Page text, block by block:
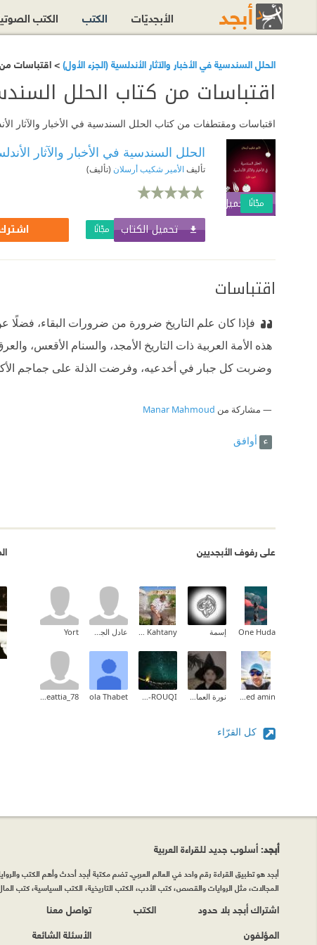
الحلل السندسية في الأخبار والآثار الأندلسية (الجزء الأول)> اقتباسات من
اقتباسات من كتاب الحلل
اقتباسات ومقتطفات من كتاب الحلل السندسية في الأخبار والآثار
تحميل الكتابمجّانًا اشترك الآن
الحلل السندسية في الأخبار والآثار
تأليفالأمير شكيب أرسلان (تأليف)
تحميل الكتاب مجّانًا
اقتباسات
فإذا كان علم التاريخ ضرورة من ضرورات البقاء،
هذه الأمة العربية ذات التاريخ الأمجد، والسنام الأقعس،
وضربت كل جبار في أخدعيه، وفرضت الذلة على جماجم
مشاركة من Manar Mahmoud
أوافق
على رفوف الأبجديين
One Huda إسمة Assim Al Kahtany عادل الجسمي Yort
mohamed amin نورة العمادي FAHAD AL-ROUQI
ola Thabet
nadineattia_78
كل القرّاء
الأبجديّات الكتب الكتب
أبجد: أسلوب جديد للقراءة العربية
أبجد هو تطبيق القراءة رقم واحد في العالم العربي. تضم مكتبة أبجد أحدث وأهم الكتب
المجالات، مثل الروايات والقصص، كتب الأدب، الكتب التاريخية، الكتب السياسية، كتب
اشتراك أبجد بلا حدود
المؤلفون
الكتب
تواصل معنا
الأسئلة الشائعة